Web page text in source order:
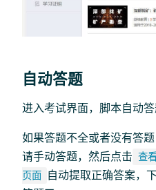
自动答题
进入考试界面，脚本自动
如果答题不全或者没有答
请手动答题，然后点击 查
页面
自动提取正确答案，